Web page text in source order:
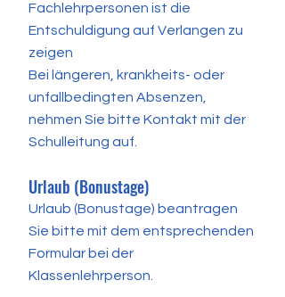
Fachlehrpersonen ist die
Entschuldigung auf Verlangen zu
zeigen
Bei längeren, krankheits- oder
unfallbedingten Absenzen,
nehmen Sie bitte Kontakt mit der
Schulleitung auf.
Urlaub (Bonustage)
Urlaub (Bonustage) beantragen
Sie bitte mit dem entsprechenden
Formular bei der
Klassenlehrperson.